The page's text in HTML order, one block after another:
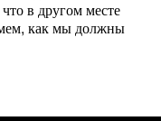
в другом месте
как мы должны